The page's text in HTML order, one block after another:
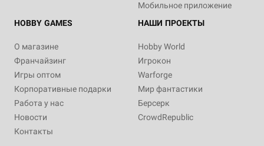
Мобильное приложение
HOBBY GAMES
О магазине
Франчайзинг
Игры оптом
Корпоративные подарки
Работа у нас
Новости
Контакты
НАШИ ПРОЕКТЫ
Hobby World
Игрокон
Warforge
Мир фантастики
Берсерк
CrowdRepublic